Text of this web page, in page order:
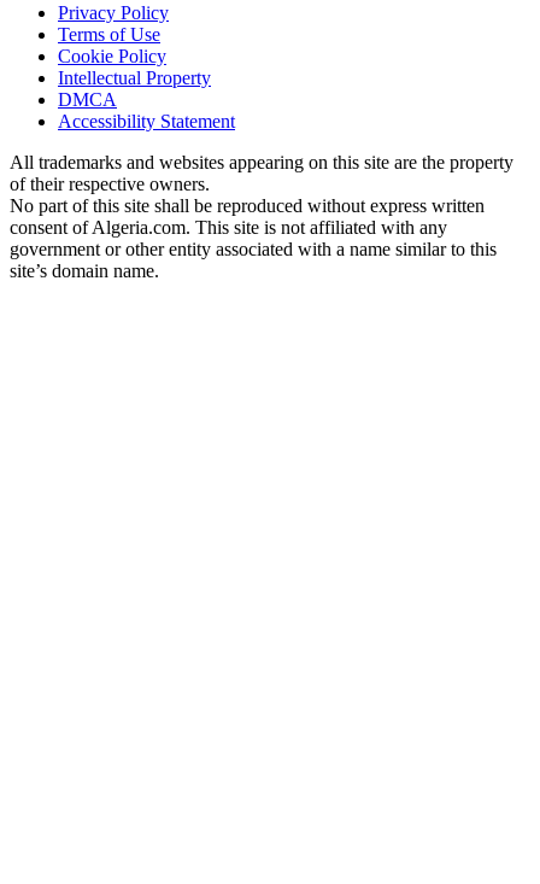
Privacy Policy
Terms of Use
Cookie Policy
Intellectual Property
DMCA
Accessibility Statement
All trademarks and websites appearing on this site are the property
of their respective owners.
No part of this site shall be reproduced without express written
consent of Algeria.com. This site is not affiliated with any
government or other entity associated with a name similar to this
site’s domain name.